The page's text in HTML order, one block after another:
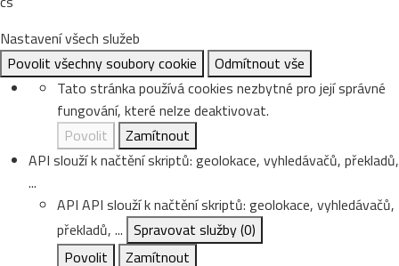
Nastavení všech služeb
Povolit všechny soubory cookie
Odmítnout vše
Tato stránka používá cookies nezbytné pro její správné
fungování, které nelze deaktivovat.
Povolit
Zamítnout
API slouží k načtění skriptů: geolokace, vyhledávačů, překladů,
...
API API slouží k načtění skriptů: geolokace, vyhledávačů,
překladů, ... Spravovat služby(0)
Povolit
Zamítnout